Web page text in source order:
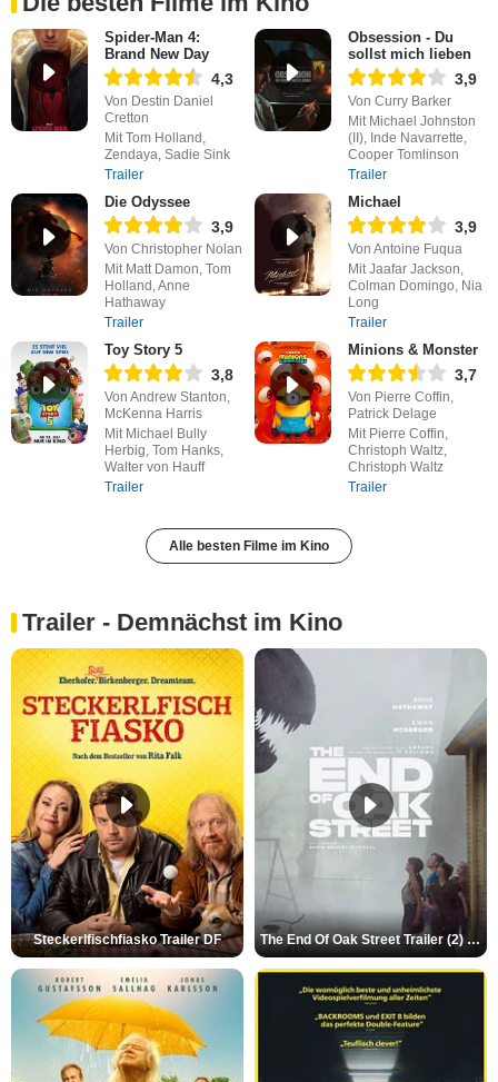
Spider-Man 4:
Brand New Day
4,3
Von Destin Daniel
Cretton
Mit Tom Holland,
Zendaya, Sadie Sink
Trailer
Obsession - Du
sollst mich lieben
3,9
Von Curry Barker
Mit Michael Johnston
(II), Inde Navarrette,
Cooper Tomlinson
Trailer
Die Odyssee
3,9
Von Christopher Nolan
Mit Matt Damon, Tom
Holland, Anne
Hathaway
Trailer
Michael
3,9
Von Antoine Fuqua
Mit Jaafar Jackson,
Colman Domingo, Nia
Long
Trailer
Toy Story 5
3,8
Von Andrew Stanton,
McKenna Harris
Mit Michael Bully
Herbig, Tom Hanks,
Walter von Hauff
Trailer
Minions & Monster
3,7
Von Pierre Coffin,
Patrick Delage
Mit Pierre Coffin,
Christoph Waltz,
Christoph Waltz
Trailer
Alle besten Filme im Kino
Trailer - Demnächst im Kino
Steckerlfischfiasko Trailer DF The End Of Oak Street Trailer (2) DF